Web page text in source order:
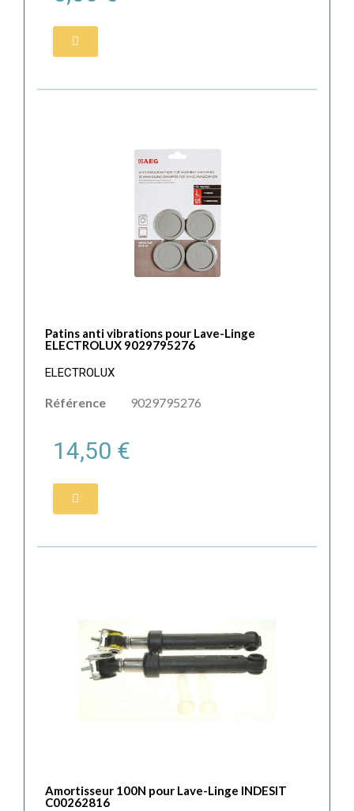
Patins anti vibrations pour Lave-Linge
ELECTROLUX 9029795276
ELECTROLUX
Référence 9029795276
14,50 €
Amortisseur 100N pour Lave-Linge INDESIT
C00262816